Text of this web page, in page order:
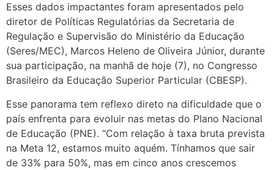
Esses dados impactantes foram apresentados pelo
diretor de Políticas Regulatórias da Secretaria de
Regulação e Supervisão do Ministério da Educação
(Seres/MEC), Marcos Heleno de Oliveira Júnior, durante
sua participação, na manhã de hoje (7), no Congresso
Brasileiro da Educação Superior Particular (CBESP).
Esse panorama tem reflexo direto na dificuldade que o
país enfrenta para evoluir nas metas do Plano Nacional
de Educação (PNE). “Com relação à taxa bruta prevista
na Meta 12, estamos muito aquém. Tínhamos que sair
de 33% para 50%, mas em cinco anos crescemos